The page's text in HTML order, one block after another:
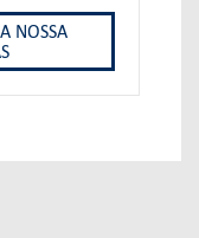
NOSSA